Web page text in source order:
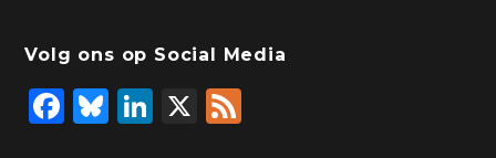
Volg ons op Social Media
F
Bl
Li X